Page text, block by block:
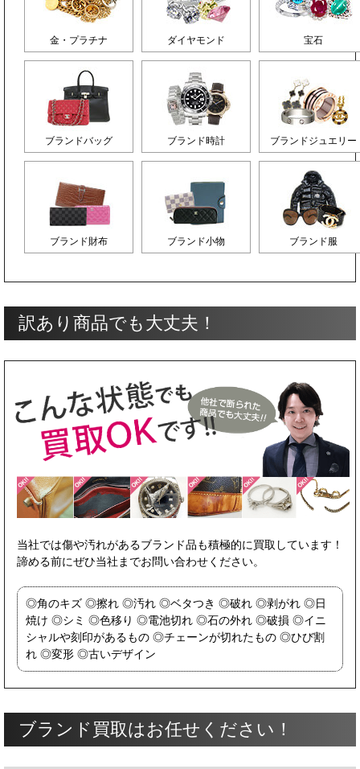
金・プラチナ ダイヤモンド 宝石
ブランドバッグ ブランド時計 ブランドジュエリー
ブランド財布 ブランド小物 ブランド服
訳あり商品でも大丈夫！
当社では傷や汚れがあるブランド品も積極的に買取しています！
諦める前にぜひ当社までお問い合わせください。
角のキズ 擦れ 汚れ ベタつき 破れ 剥がれ
日
焼け
シミ 色移り 電池切れ 石の外れ 破損
イニ
シャルや刻印があるもの
チェーンが切れたもの
ひび割
れ
変形 古いデザイン
ブランド買取はお任せください！